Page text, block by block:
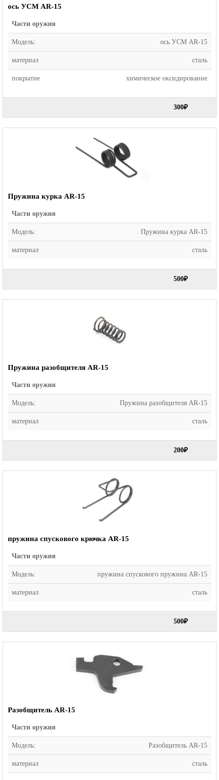
ось УСМ AR-15
Части оружия
Модель: ось УСМ AR-15
материал сталь
покрытие химическое оксидирование
300₽
Пружина курка AR-15
Части оружия
Модель: Пружина курка AR-15
материал сталь
500₽
Пружина разобщителя AR-15
Части оружия
Модель: Пружина разобщителя AR-15
материал сталь
200₽
пружина спускового крючка AR-15
Части оружия
Модель: пружина спускового пружина AR-15
материал сталь
500₽
Разобщитель AR-15
Части оружия
Модель: Разобщитель AR-15
материал сталь